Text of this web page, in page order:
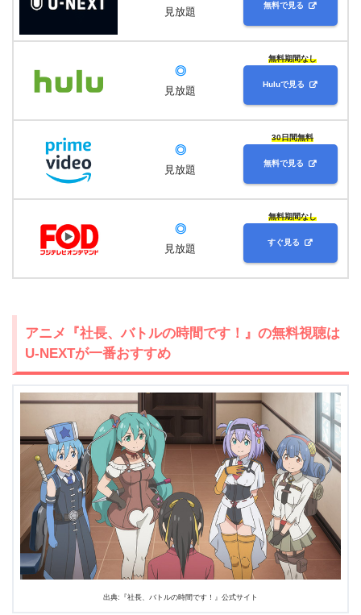
見放題
無料で見る
◎
見放題
無料期間なし
Huluで見る
◎
見放題
30日間無料
無料で見る
◎
見放題
無料期間なし
すぐ見る
アニメ『社長、バトルの時間です！』の無料視聴は
U-NEXTが一番おすすめ
出典:『社長、バトルの時間です！』公式サイト